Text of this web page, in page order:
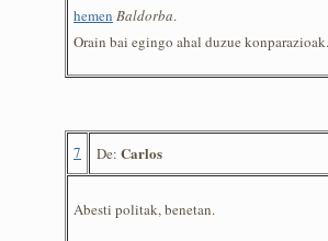
hemen Baldorba.
Orain bai egingo ahal duzue konparazioak.
7 De: Carlos
Abesti politak, benetan.